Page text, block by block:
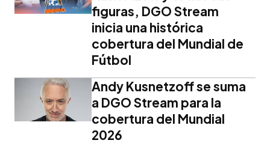
figuras, DGO Stream
inicia una histórica
cobertura del Mundial de
Fútbol
Andy Kusnetzoff se suma
a DGO Stream para la
cobertura del Mundial
2026